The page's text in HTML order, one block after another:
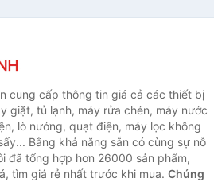
cung cấp thông tin giá cả các thiết bị
giặt, tủ lạnh, máy rửa chén, máy nước
lò nướng, quạt điện, máy lọc không
Bằng khả năng sẵn có cùng sự nỗ
đã tổng hợp hơn 26000 sản phẩm,
tìm giá rẻ nhất trước khi mua. Chúng